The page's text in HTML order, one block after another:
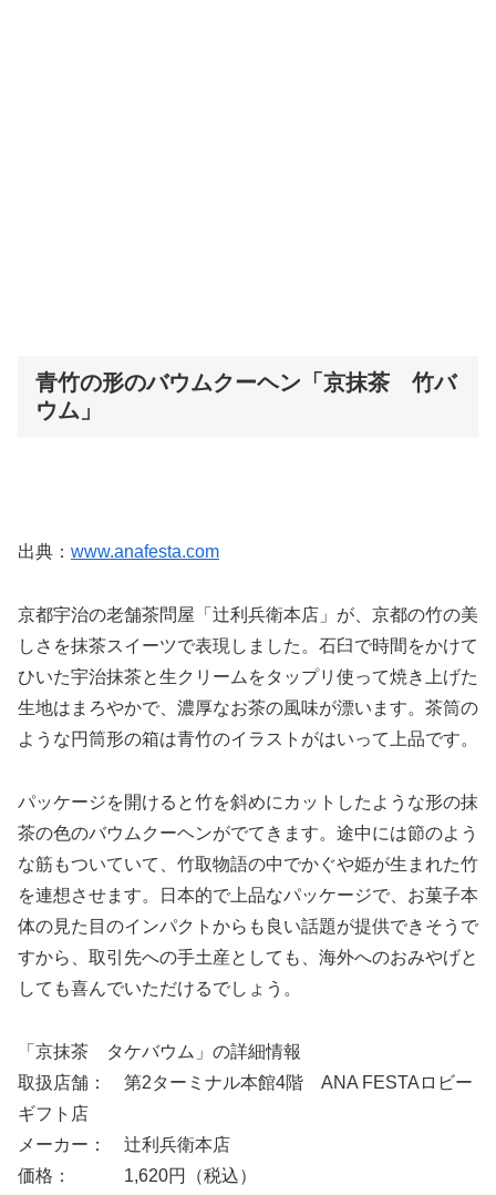
青竹の形のバウムクーヘン「京抹茶 竹バ
ウム」
出典： www.anafesta.com
京都宇治の老舗茶問屋「辻利兵衛本店」が、京都の竹の美
しさを抹茶スイーツで表現しました。石臼で時間をかけて
ひいた宇治抹茶と生クリームをタップリ使って焼き上げた
生地はまろやかで、濃厚なお茶の風味が漂います。茶筒の
ような円筒形の箱は青竹のイラストがはいって上品です。
パッケージを開けると竹を斜めにカットしたような形の抹
茶の色のバウムクーヘンがでてきます。途中には節のよう
な筋もついていて、竹取物語の中でかぐや姫が生まれた竹
を連想させます。日本的で上品なパッケージで、お菓子本
体の見た目のインパクトからも良い話題が提供できそうで
すから、取引先への手土産としても、海外へのおみやげと
しても喜んでいただけるでしょう。
「京抹茶 タケバウム」の詳細情報
取扱店舗： 第2ターミナル本館4階 ANA FESTAロビー
ギフト店
メーカー： 辻利兵衛本店
価格： 1,620円（税込）